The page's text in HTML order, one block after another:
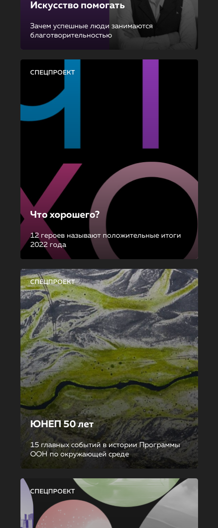
Искусство помогать
Зачем успешные люди занимаются
благотворительностью
СПЕЦПРОЕКТ
Что хорошего?
12 героев называют положительные итоги
2022 года
СПЕЦПРОЕКТ
ЮНЕП 50 лет
15 главных событий в истории Программы
ООН по окружающей среде
СПЕЦПРОЕКТ